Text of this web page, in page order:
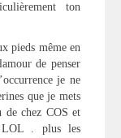
ton
pieds même en
de penser
je ne
que je mets
de chez COS et
LOL . plus les